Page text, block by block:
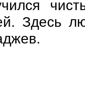
Здесь